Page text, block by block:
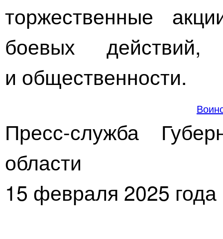
торжественные
боевых действий,
и общественности.
Пресс-служба
области
15 февраля 2025 года